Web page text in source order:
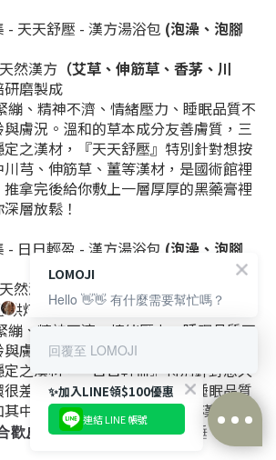
天舒壓 - 漢方湯浴包 (泡澡、泡腳
然漢方 （艾草、伸筋草、香茅、川
磨製成
、精神不濟、情緒壓力、睡眠品質不
膚況。溫和的草本成分友善膚質，三
之漢材，『天天舒壓』特別針對想按
芎、 伸筋草、薑等漢材，是國術館裡
拿完後給你敷上一層厚厚的黑藥膏裡
層放鬆！
日輕盈 - 漢方湯浴包 (泡澡、泡腳
漢方
薑、合歡皮、艾草、當歸、
烘焙研磨製成
、精神不濟、情緒壓力、睡眠品質不
膚況。溫和的草本成分友善膚質，三
之漢材，『日日輕盈』特別針對想久
很差、下肢腫脹、手腳冰冷、睡眠品質
其中 薑、當歸、黃耆、黨參
漢材可
歡皮 可幫助舒緩疲勞更好入睡！
BUY NOW
✨加入LINE領$100優惠
連結 LINE 帳號
LOMOJI
Hello 👋👋 有什麼需要幫忙嗎？
回覆至 LOMOJI